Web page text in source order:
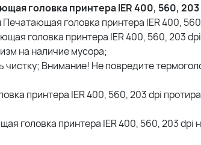
головка принтера IER 400, 560,
головка принтера IER 400,
головка принтера IER 400, 560, 203
на наличие мусора;
чистку; Внимание! Не повредите
принтера IER 400, 560, 203 dpi
головка принтера IER 400, 560, 203